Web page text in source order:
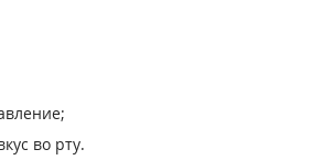
во рту.